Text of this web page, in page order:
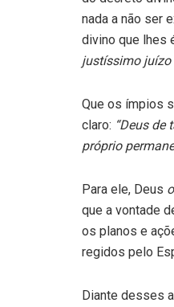
nada a não ser
divino que lhes
justíssimo juízo
Que os ímpios
claro: “Deus
próprio
Para ele, Deus
que a vontade
os planos e
regidos pelo
Diante desses